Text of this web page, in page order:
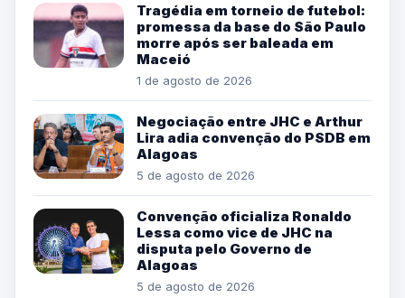
Tragédia em torneio de futebol:
promessa da base do São Paulo
morre após ser baleada em
Maceió
1 de agosto de 2026
Negociação entre JHC e Arthur
Lira adia convenção do PSDB em
Alagoas
5 de agosto de 2026
Convenção oficializa Ronaldo
Lessa como vice de JHC na
disputa pelo Governo de
Alagoas
5 de agosto de 2026